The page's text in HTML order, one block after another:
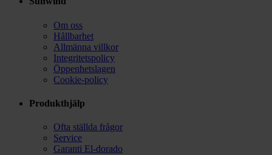
Om oss
Hållbarhet
Allmänna villkor
Integritetspolicy
Öppenhetslagen
Cookie-policy
Produkthjälp
Ofta ställda frågor
Service
Garanti El-dorado